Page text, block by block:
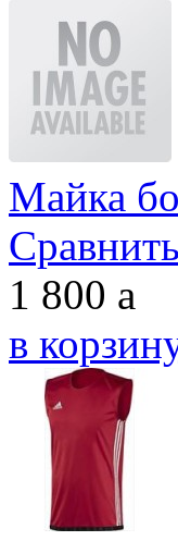
Майка
Сравнить
1 800 a
в